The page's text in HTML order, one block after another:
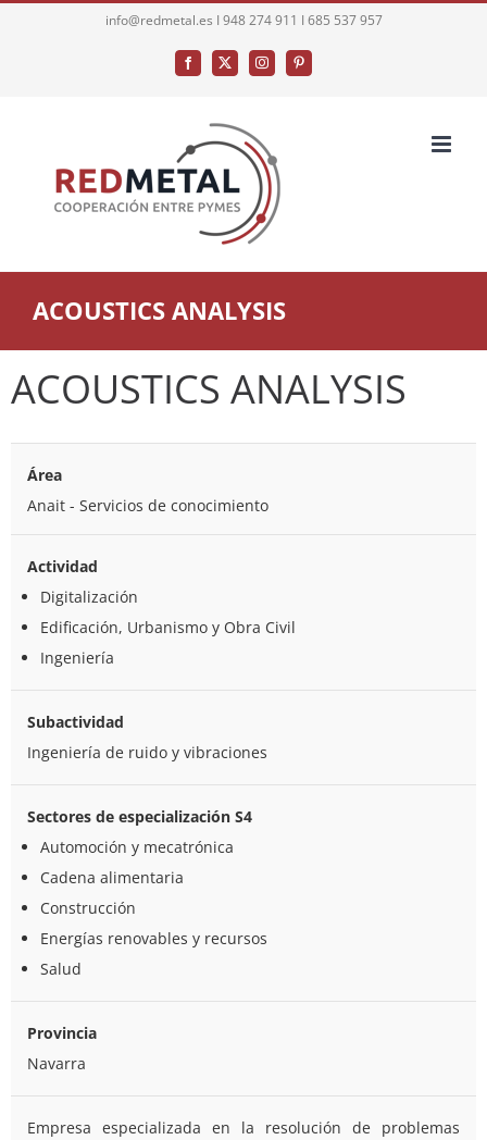
info@redmetal.es I 948 274 911 I 685 537 957
Facebook
X InstagramPinterest
ACOUSTICS ANALYSIS
ACOUSTICS ANALYSIS
Área
Anait - Servicios de conocimiento
Actividad
Digitalización
Edificación, Urbanismo y Obra Civil
Ingeniería
Subactividad
Ingeniería de ruido y vibraciones
Sectores de especialización S4
Automoción y mecatrónica
Cadena alimentaria
Construcción
Energías renovables y recursos
Salud
Provincia
Navarra
Empresa especializada en la resolución de problemas